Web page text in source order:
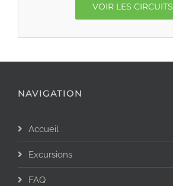
VOIR LES CIRCUITS
NAVIGATION
Accueil
Excursions
FAQ